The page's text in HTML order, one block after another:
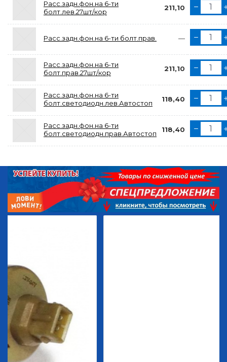
Расс.задн.фон.на 6-ти
болт.лев.27шт/кор
211,10
Расс.задн.фон.на 6-ти болт.прав. —
Расс.задн.фон.на 6-ти
болт.прав.27шт/кор
211,10
Расс.задн.фон.на 6-ти
болт.светодиодн.лев.Автостоп
118,40
Расс.задн.фон.на 6-ти
болт.светодиодн.прав.Автостоп
118,40